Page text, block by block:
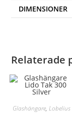
DIMENSIONER
Relaterade
Glashängare,Lobelius